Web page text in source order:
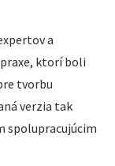
a
ktorí boli
tvorbu
verzia tak
spolupracujúcim